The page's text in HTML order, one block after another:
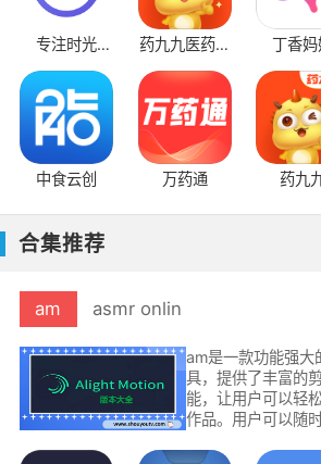
专注时光
ToDo
药九九医药平
台
丁香妈
中食云创 万药通 药九
合集推荐
am asmr onlin
am是一款功能强大
具，提供了丰富的
能，让用户可以轻
作品。用户可以随